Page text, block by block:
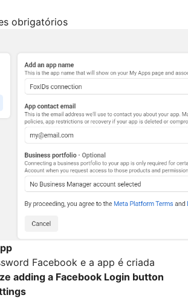
obrigatórios
Facebook e a app é criada
adding a Facebook Login button